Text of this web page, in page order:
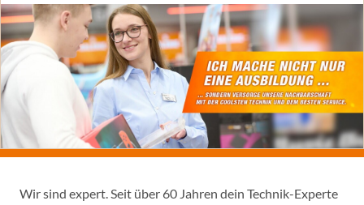
Wir sind expert. Seit über 60 Jahren dein Technik-Experte